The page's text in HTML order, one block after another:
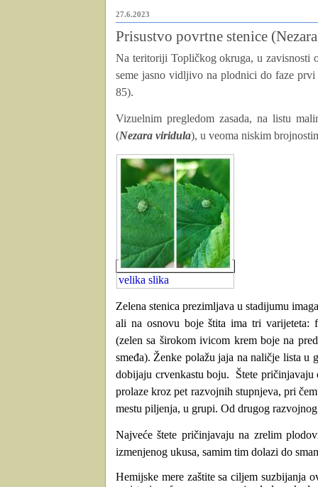
27.6.2023
Prisustvo povrtne stenice
Na teritoriji Topličkog okruga, u zavisnosti
seme jasno vidljivo na plodnici do faze
85).
Vizuelnim pregledom zasada, na listu
(Nezara viridula), u veoma niskim
velika slika
Zelena stenica prezimljava u stadijumu
ali na osnovu boje štita ima tri varijeteta:
(zelen sa širokom ivicom krem boje na
smeđa). Ženke polažu jaja na naličje lista u
dobijaju crvenkastu boju. Štete
prolaze kroz pеt razvojnih stupnjеva, pri
mestu piljenja, u grupi. Od drugog
Najveće štete pričinjavaju na zrelim
izmenjenog ukusa, samim tim dolazi do
Hemijske mere zaštite sa ciljem suzbijanja